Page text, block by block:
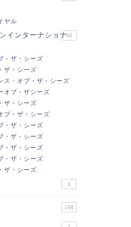
ヤル
インターナショナ58
・ザ・シーズ
ザ・シーズ
ス・オブ・ザ・シーズ
オブ・ザシーズ
ザ・シーズ
ブ・ザ・シーズ
・ザ・シーズ
・ザ・シーズ
・ザ・シーズ
・ザ・シーズ
ザ・シーズ
1
168